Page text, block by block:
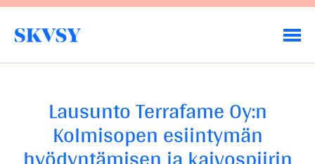
Hyppää
Lausunto Terrafame Oy:n
Kolmisopen esiintymän